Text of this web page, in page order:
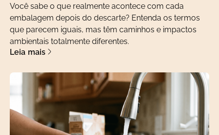
Você sabe o que realmente acontece com cada
embalagem depois do descarte? Entenda os termos
que parecem iguais, mas têm caminhos e impactos
ambientais totalmente diferentes.
Leia mais